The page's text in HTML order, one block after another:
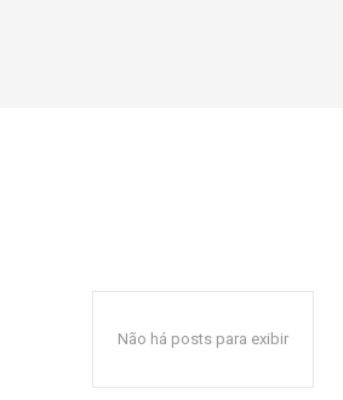
Não há posts para exibir